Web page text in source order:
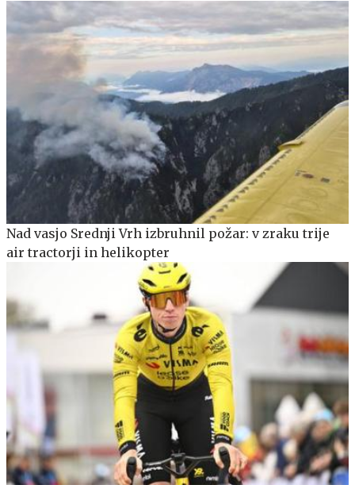
Nad vasjo Srednji Vrh izbruhnil požar: v zraku trije
air tractorji in helikopter